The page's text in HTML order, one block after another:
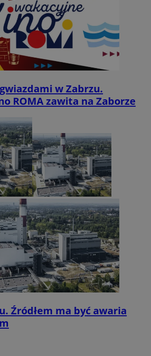
w Zabrzu.
ROMA zawita na Zaborze
Źródłem ma być awaria